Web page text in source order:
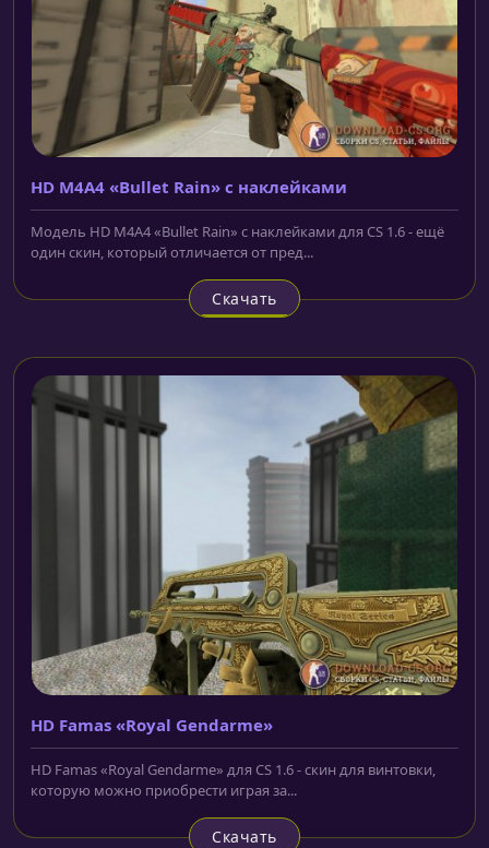
HD M4A4 «Bullet Rain» с наклейками
Модель HD M4A4 «Bullet Rain» с наклейками для CS 1.6 - ещё
один скин, который отличается от пред...
Скачать
HD Famas «Royal Gendarme»
HD Famas «Royal Gendarme» для CS 1.6 - скин для винтовки,
которую можно приобрести играя за...
Скачать